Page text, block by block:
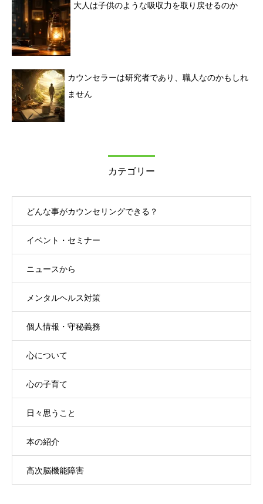
大人は子供のような吸収力を取り戻せるのか
カウンセラーは研究者であり、職人なのかもしれ
ません
カテゴリー
どんな事がカウンセリングできる？
イベント・セミナー
ニュースから
メンタルヘルス対策
個人情報・守秘義務
心について
心の子育て
日々思うこと
本の紹介
高次脳機能障害